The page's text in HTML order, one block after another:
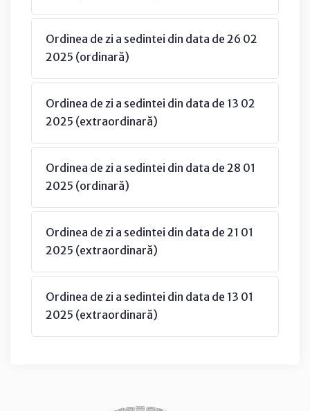
Ordinea de zi a sedintei din data de 26 02
2025 (ordinară)
Ordinea de zi a sedintei din data de 13 02
2025 (extraordinară)
Ordinea de zi a sedintei din data de 28 01
2025 (ordinară)
Ordinea de zi a sedintei din data de 21 01
2025 (extraordinară)
Ordinea de zi a sedintei din data de 13 01
2025 (extraordinară)